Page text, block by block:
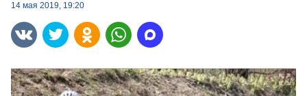
14 мая 2019, 19:20